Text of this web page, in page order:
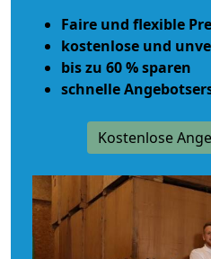
Faire und flexible
kostenlose und
bis zu 60 % sparen
schnelle
Kostenlose